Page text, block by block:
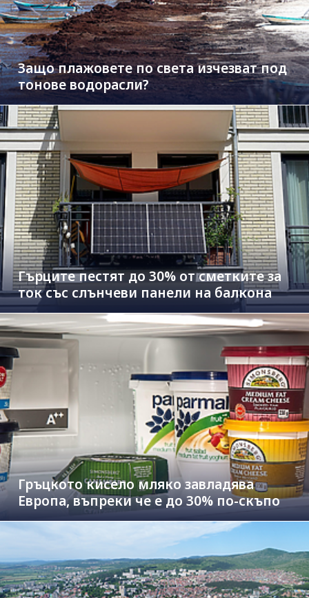
Защо плажовете по света изчезват под
тонове водорасли?
Гърците пестят до 30% от сметките за
ток със слънчеви панели на балкона
Гръцкото кисело мляко завладява
Европа, въпреки че е до 30% по-скъпо